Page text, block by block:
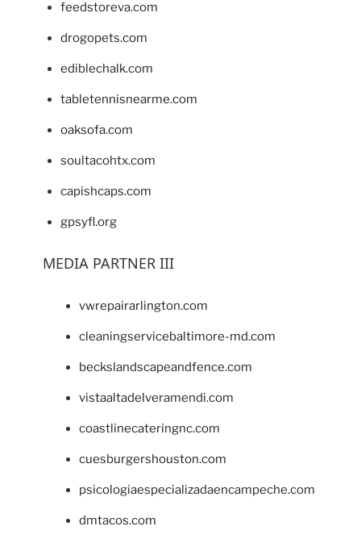
feedstoreva.com
drogopets.com
ediblechalk.com
tabletennisnearme.com
oaksofa.com
soultacohtx.com
capishcaps.com
gpsyfl.org
MEDIA PARTNER III
vwrepairarlington.com
cleaningservicebaltimore-md.com
beckslandscapeandfence.com
vistaaltadelveramendi.com
coastlinecateringnc.com
cuesburgershouston.com
psicologiaespecializadaencampeche.com
dmtacos.com